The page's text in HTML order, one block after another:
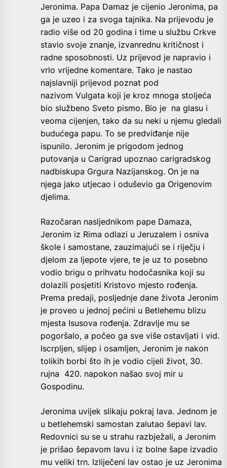
Jeronima. Papa Damaz je cijenio Jeronima, pa
ga je uzeo i za svoga tajnika. Na prijevodu je
radio više od 20 godina i time u službu Crkve
stavio svoje znanje, izvanrednu kritičnost i
radne sposobnosti. Uz prijevod je napravio i
vrlo vrijedne komentare. Tako je nastao
najslavniji prijevod poznat pod
nazivom Vulgata koji je kroz mnoga stoljeća
bio službeno Sveto pismo. Bio je na glasu i
veoma cijenjen, tako da su neki u njemu gledali
budućega papu. To se predviđanje nije
ispunilo. Jeronim je prigodom jednog
putovanja u Carigrad upoznao carigradskog
nadbiskupa Grgura Nazijanskog. On je na
njega jako utjecao i oduševio ga Origenovim
djelima.
Razočaran nasljednikom pape Damaza,
Jeronim iz Rima odlazi u Jeruzalem i osniva
škole i samostane, zauzimajući se i riječju i
djelom za ljepote vjere, te je uz to posebno
vodio brigu o prihvatu hodočasnika koji su
dolazili posjetiti Kristovo mjesto rođenja.
Prema predaji, posljednje dane života Jeronim
je proveo u jednoj pećini u Betlehemu blizu
mjesta Isusova rođenja. Zdravlje mu se
pogoršalo, a počeo ga sve više ostavljati i vid.
Iscrpljen, slijep i osamljen, Jeronim je nakon
tolikih borbi što ih je vodio cijeli život, 30.
rujna 420. napokon našao svoj mir u
Gospodinu.
Jeronima uvijek slikaju pokraj lava. Jednom je
u betlehemski samostan zalutao šepavi lav.
Redovnici su se u strahu razbježali, a Jeronim
je prišao šepavom lavu i iz bolne šape izvadio
mu veliki trn. Izliječeni lav ostao je uz Jeronima